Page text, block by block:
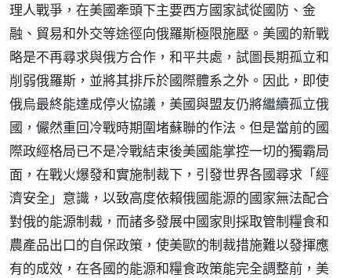
理人戰爭，在美國牽頭下主要西方國家試從國防、金
融、貿易和外交等途徑向俄羅斯極限施壓。美國的新戰
略是不再尋求與俄方合作，和平共處，試圖長期孤立和
削弱俄羅斯，並將其排斥於國際體系之外。因此，即使
俄烏最終能達成停火協議，美國與盟友仍將繼續孤立俄
國，儼然重回冷戰時期圍堵蘇聯的作法。但是當前的國
際政經格局已不是冷戰結束後美國能掌控一切的獨霸局
面，在戰火爆發和實施制裁下，引發世界各國尋求「經
濟安全」意識，以致高度依賴俄國能源的國家無法配合
對俄的能源制裁，而諸多發展中國家則採取管制糧食和
農產品出口的自保政策，使美歐的制裁措施難以發揮應
有的成效，在各國的能源和糧食政策能完全調整前，美